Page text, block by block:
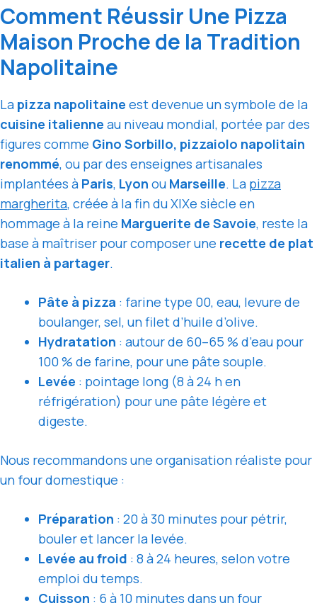
Comment Réussir Une Pizza
Maison Proche de la Tradition
Napolitaine
La pizza napolitaine est devenue un symbole de la
cuisine italienne au niveau mondial, portée par des
figures comme Gino Sorbillo, pizzaiolo napolitain
renommé, ou par des enseignes artisanales
implantées à Paris, Lyon ou Marseille. La pizza
margherita, créée à la fin du XIXe siècle en
hommage à la reine Marguerite de Savoie, reste la
base à maîtriser pour composer une recette de plat
italien à partager.
Pâte à pizza : farine type 00, eau, levure de
boulanger, sel, un filet d’huile d’olive.
Hydratation : autour de 60–65 % d’eau pour
100 % de farine, pour une pâte souple.
Levée : pointage long (8 à 24 h en
réfrigération) pour une pâte légère et
digeste.
Nous recommandons une organisation réaliste pour
un four domestique :
Préparation : 20 à 30 minutes pour pétrir,
bouler et lancer la levée.
Levée au froid : 8 à 24 heures, selon votre
emploi du temps.
Cuisson : 6 à 10 minutes dans un four